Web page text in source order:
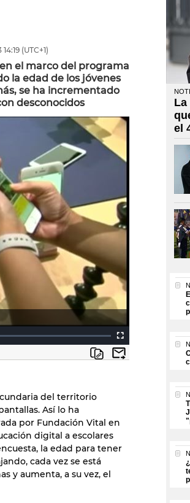
14:19 (UTC+1)
el marco del programa
la edad de los jóvenes
se ha incrementado
desconocidos
del territorio
Así lo ha
por Fundación Vital en
digital a escolares
la edad para tener
cada vez se está
y aumenta, a su vez, el
La
el